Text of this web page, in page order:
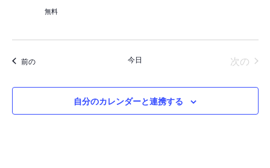
無料
前のイベント 今日 次のイ
自分のカレンダーと連携する